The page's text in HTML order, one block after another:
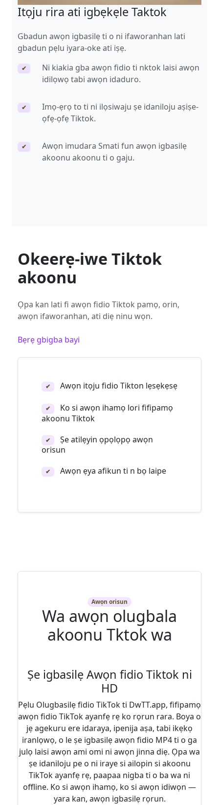
Itọju rira ati igbẹkẹle Taktok
Gbadun awọn igbasilẹ ti o ni ifaworanhan lati
gbadun pẹlu iyara-oke ati iṣẹ.
✔
Ni kiakia gba awọn fidio ti nktok laisi awọn
idilọwọ tabi awọn idaduro.
✔
Imọ-ẹrọ to ti ni ilọsiwaju ṣe idaniloju aṣiṣe-
ọfẹ-ọfẹ Tiktok.
✔
Awọn imudara Smati fun awọn igbasilẹ
akoonu akoonu ti o gaju.
Okeerẹ-iwe Tiktok
akoonu
Ọpa kan lati fi awọn fidio Tiktok pamọ, orin,
awọn ifaworanhan, ati diẹ ninu wọn.
Bẹrẹ gbigba bayi
✔ Awọn itọju fidio Tikton lẹsẹkẹsẹ
✔
Ko si awọn ihamọ lori fifipamọ
akoonu Tiktok
✔
Ṣe atilẹyin ọpọlọpọ awọn
orisun
✔ Awọn ẹya afikun ti n bọ laipe
Awọn orisun
Wa awọn olugbala
akoonu Tktok wa
Ṣe igbasilẹ Awọn fidio Tiktok ni
HD
Pẹlu Olugbasilẹ fidio TikTok ti DwTT.app, fifipamọ
awọn fidio TikTok ayanfẹ rẹ ko rọrun rara. Boya o
jẹ agekuru ere idaraya, ipenija aṣa, tabi ikẹkọ
iranlọwọ, o le ṣe igbasilẹ awọn fidio MP4 ti o ga
julọ laisi awọn ami omi ni awọn jinna diẹ. Ọpa wa
ṣe idaniloju pe o ni iraye si ailopin si akoonu
TikTok ayanfẹ rẹ, paapaa nigba ti o ba wa ni
offline. Ko si awọn ihamọ, ko si awọn idiwọn —
yara kan, awọn igbasilẹ rọrun.